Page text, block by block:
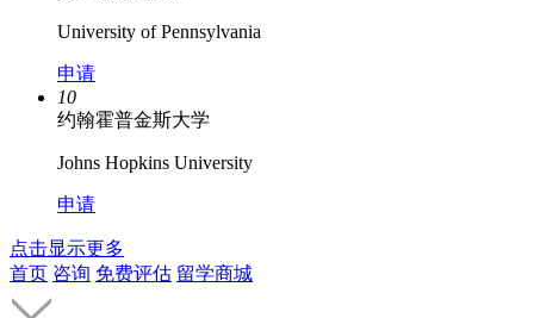
University of Pennsylvania
申请
10
约翰霍普金斯大学
Johns Hopkins University
申请
点击显示更多
首页 咨询 免费评估 留学商城